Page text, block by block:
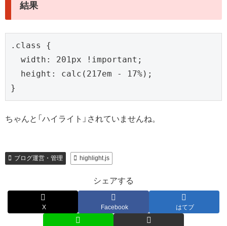
結果
.class {
  width: 201px !important;
  height: calc(217em - 17%);
}
ちゃんと「ハイライト」されていませんね。
ブログ運営・管理 highlight.js
シェアする
X Facebook はてブ